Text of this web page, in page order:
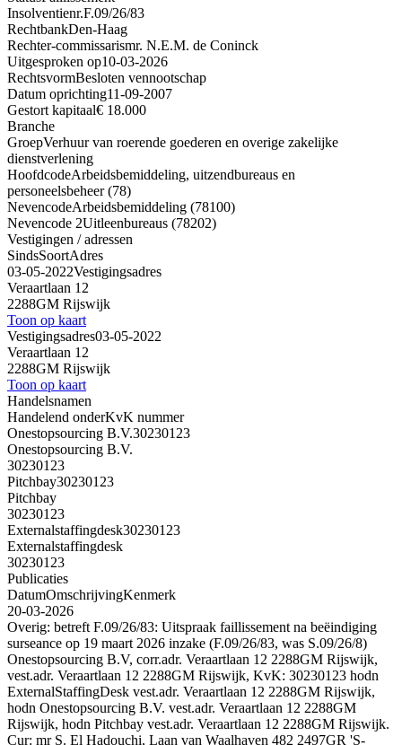
Insolventienr.F.09/26/83
RechtbankDen-Haag
Rechter-commissarismr. N.E.M. de Coninck
Uitgesproken op10-03-2026
RechtsvormBesloten vennootschap
Datum oprichting11-09-2007
Gestort kapitaal€ 18.000
Branche
GroepVerhuur van roerende goederen en overige zakelijke
dienstverlening
HoofdcodeArbeidsbemiddeling, uitzendbureaus en
personeelsbeheer (78)
NevencodeArbeidsbemiddeling (78100)
Nevencode 2Uitleenbureaus (78202)
Vestigingen / adressen
SindsSoortAdres
03-05-2022Vestigingsadres
Veraartlaan 12
2288GM Rijswijk
Toon op kaart
Vestigingsadres03-05-2022
Veraartlaan 12
2288GM Rijswijk
Toon op kaart
Handelsnamen
Handelend onderKvK nummer
Onestopsourcing B.V.30230123
Onestopsourcing B.V.
30230123
Pitchbay30230123
Pitchbay
30230123
Externalstaffingdesk30230123
Externalstaffingdesk
30230123
Publicaties
DatumOmschrijvingKenmerk
20-03-2026
Overig: betreft F.09/26/83: Uitspraak faillissement na beëindiging
surseance op 19 maart 2026 inzake (F.09/26/83, was S.09/26/8)
Onestopsourcing B.V, corr.adr. Veraartlaan 12 2288GM Rijswijk,
vest.adr. Veraartlaan 12 2288GM Rijswijk, KvK: 30230123 hodn
ExternalStaffingDesk vest.adr. Veraartlaan 12 2288GM Rijswijk,
hodn Onestopsourcing B.V. vest.adr. Veraartlaan 12 2288GM
Rijswijk, hodn Pitchbay vest.adr. Veraartlaan 12 2288GM Rijswijk.
Cur: mr S. El Hadouchi, Laan van Waalhaven 482 2497GR 'S-